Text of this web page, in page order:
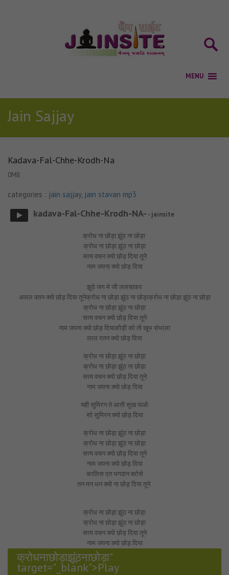
Jain Sajjay
Kadava-Fal-Chhe-Krodh-Na
0MB
categories : jain sajjay, jain stavan mp3
kadava-Fal-Chhe-Krodh-NA- - jainsite
क्रोध ना छोड़ा झूंठ ना छोड़ा
क्रोध ना छोड़ा झूंठ ना छोड़ा
सत्य वचन क्यो छोड़ दिया तूने
नाम जपना क्यो छोड़ दिया
झूठे जग मे जी ललचाकर
असल वतन क्यो छोड़ दिया तूनेक्रोध ना छोड़ा झूंठ ना छोड़ाक्रोध ना छोड़ा झूंठ ना छोड़ा
क्रोध ना छोड़ा झूंठ ना छोड़ा
सत्य वचन क्यो छोड़ दिया तूने
नाम जपना क्यो छोड़ दियाकौड़ी को तो खूभ संभाला
लाल रतन क्यो छोड़ दिया
क्रोध ना छोड़ा झूंठ ना छोड़ा
क्रोध ना छोड़ा झूंठ ना छोड़ा
सत्य वचन क्यो छोड़ दिया तूने
नाम जपना क्यो छोड़ दिया
यही सुमिरन ते आती सुख पाओ
सो सुमिरन क्यो छोड़ दिया
क्रोध ना छोड़ा झूंठ ना छोड़ा
क्रोध ना छोड़ा झूंठ ना छोड़ा
सत्य वचन क्यो छोड़ दिया तूने
नाम जपना क्यो छोड़ दिया
कालिस एत भगवान बरोसे
तन मन धन क्यो ना छोड़ दिया तूने
क्रोध ना छोड़ा झूंठ ना छोड़ा
क्रोध ना छोड़ा झूंठ ना छोड़ा
सत्य वचन क्यो छोड़ दिया तूने
नाम जपना क्यो छोड़ दिया
क्रोधनाछोड़ाझूंठनाछोड़ा"
target="_blank">Play